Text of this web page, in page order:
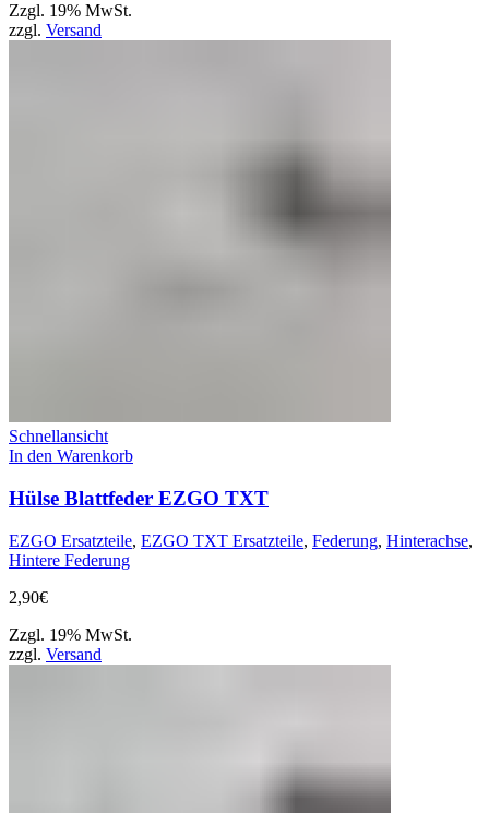
Zzgl. 19% MwSt.
zzgl. Versand
Schnellansicht
In den Warenkorb
Hülse Blattfeder EZGO TXT
EZGO Ersatzteile, EZGO TXT Ersatzteile, Federung, Hinterachse,
Hintere Federung
2,90€
Zzgl. 19% MwSt.
zzgl. Versand